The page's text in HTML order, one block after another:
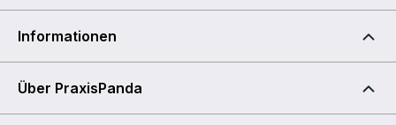
Informationen
Über PraxisPanda